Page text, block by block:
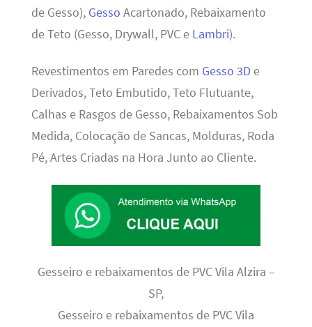
de Gesso), Gesso Acartonado, Rebaixamento
de Teto (Gesso, Drywall, PVC e Lambri).
Revestimentos em Paredes com Gesso 3D e
Derivados, Teto Embutido, Teto Flutuante,
Calhas e Rasgos de Gesso, Rebaixamentos Sob
Medida, Colocação de Sancas, Molduras, Roda
Pé, Artes Criadas na Hora Junto ao Cliente.
Gesseiro e rebaixamentos de PVC Vila Alzira –
SP,
Gesseiro e rebaixamentos de PVC Vila